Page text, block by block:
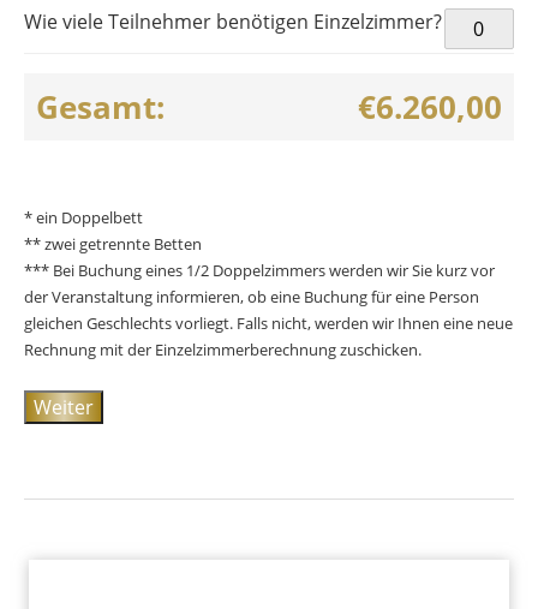
Wie viele Teilnehmer benötigen Einzelzimmer?
Gesamt: €6.260,00
* ein Doppelbett
** zwei getrennte Betten
*** Bei Buchung eines 1/2 Doppelzimmers werden wir Sie kurz vor
der Veranstaltung informieren, ob eine Buchung für eine Person
gleichen Geschlechts vorliegt. Falls nicht, werden wir Ihnen eine neue
Rechnung mit der Einzelzimmerberechnung zuschicken.
Weiter